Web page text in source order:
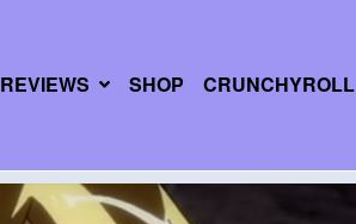
REVIEWS SHOP CRUNCHYROLL